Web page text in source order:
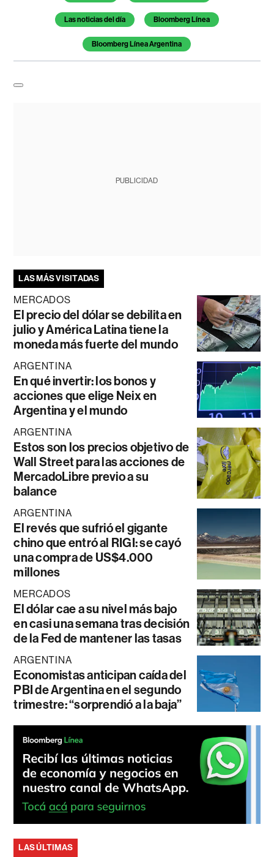
Las noticias del día Bloomberg Línea
Bloomberg Línea Argentina
PUBLICIDAD
LAS MÁS VISITADAS
MERCADOS
El precio del dólar se debilita en
julio y América Latina tiene la
moneda más fuerte del mundo
ARGENTINA
En qué invertir: los bonos y
acciones que elige Neix en
Argentina y el mundo
ARGENTINA
Estos son los precios objetivo de
Wall Street para las acciones de
MercadoLibre previo a su
balance
ARGENTINA
El revés que sufrió el gigante
chino que entró al RIGI: se cayó
una compra de US$4.000
millones
MERCADOS
El dólar cae a su nivel más bajo
en casi una semana tras decisión
de la Fed de mantener las tasas
ARGENTINA
Economistas anticipan caída del
PBI de Argentina en el segundo
trimestre: “sorprendió a la baja”
LAS ÚLTIMAS